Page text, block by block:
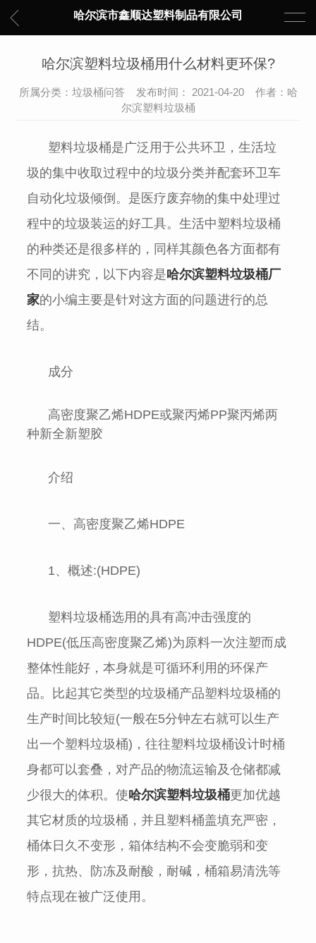
哈尔滨市鑫顺达塑料制品有限公司
哈尔滨塑料垃圾桶用什么材料更环保?
所属分类：垃圾桶问答 发布时间： 2021-04-20 作者：哈
尔滨塑料垃圾桶
塑料垃圾桶是广泛用于公共环卫，生活垃
圾的集中收取过程中的垃圾分类并配套环卫车
自动化垃圾倾倒。是医疗废弃物的集中处理过
程中的垃圾装运的好工具。生活中塑料垃圾桶
的种类还是很多样的，同样其颜色各方面都有
不同的讲究，以下内容是哈尔滨塑料垃圾桶厂
家的小编主要是针对这方面的问题进行的总
结。
成分
高密度聚乙烯HDPE或聚丙烯PP聚丙烯两
种新全新塑胶
介绍
一、高密度聚乙烯HDPE
1、概述:(HDPE)
塑料垃圾桶选用的具有高冲击强度的
HDPE(低压高密度聚乙烯)为原料一次注塑而成
整体性能好，本身就是可循环利用的环保产
品。比起其它类型的垃圾桶产品塑料垃圾桶的
生产时间比较短(一般在5分钟左右就可以生产
出一个塑料垃圾桶)，往往塑料垃圾桶设计时桶
身都可以套叠，对产品的物流运输及仓储都减
少很大的体积。使哈尔滨塑料垃圾桶更加优越
其它材质的垃圾桶，并且塑料桶盖填充严密，
桶体日久不变形，箱体结构不会变脆弱和变
形，抗热、防冻及耐酸，耐碱，桶箱易清洗等
特点现在被广泛使用。